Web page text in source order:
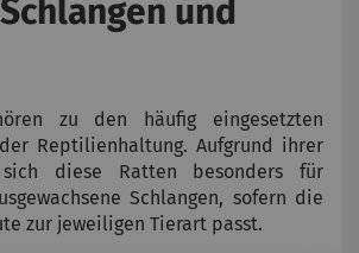
und
zu den häufig eingesetzten
Reptilienhaltung. Aufgrund ihrer
diese Ratten besonders für
Schlangen, sofern die
zur jeweiligen Tierart passt.